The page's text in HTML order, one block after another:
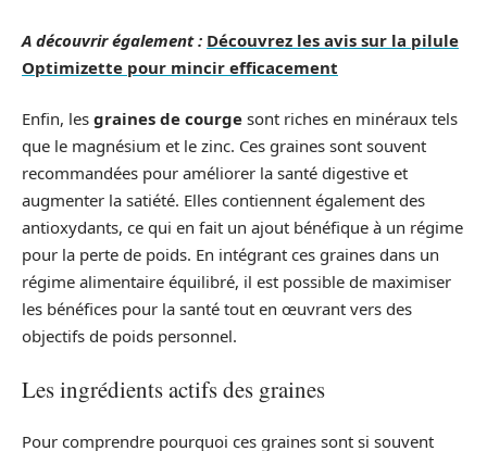
A découvrir également : Découvrez les avis sur la pilule
Optimizette pour mincir efficacement
Enfin, les graines de courge sont riches en minéraux tels
que le magnésium et le zinc. Ces graines sont souvent
recommandées pour améliorer la santé digestive et
augmenter la satiété. Elles contiennent également des
antioxydants, ce qui en fait un ajout bénéfique à un régime
pour la perte de poids. En intégrant ces graines dans un
régime alimentaire équilibré, il est possible de maximiser
les bénéfices pour la santé tout en œuvrant vers des
objectifs de poids personnel.
Les ingrédients actifs des graines
Pour comprendre pourquoi ces graines sont si souvent